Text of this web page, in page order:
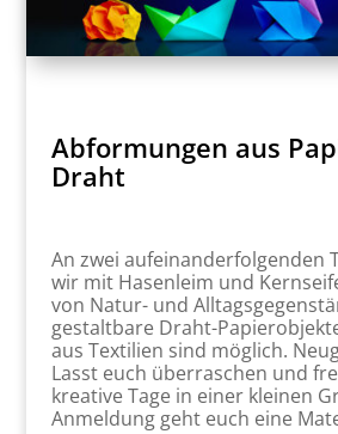
Abformungen aus
Draht
An zwei aufeinanderfolgenden
wir mit Hasenleim und
von Natur- und
gestaltbare Draht-
aus Textilien sind möglich.
Lasst euch überraschen und
kreative Tage in einer kleinen
Anmeldung geht euch eine